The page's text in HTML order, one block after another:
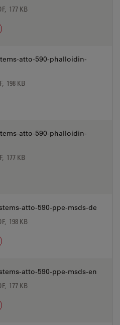
177 KB
atto-590-phalloidin-
198 KB
atto-590-phalloidin-
177 KB
atto-590-ppe-msds-de
198 KB
atto-590-ppe-msds-en
177 KB